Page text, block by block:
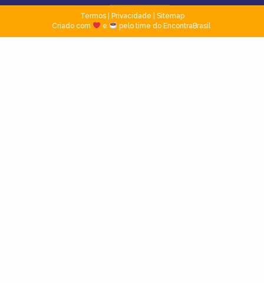
Termos| Privacidade
Sitemap
Criado com
e pelo time do EncontraBrasil